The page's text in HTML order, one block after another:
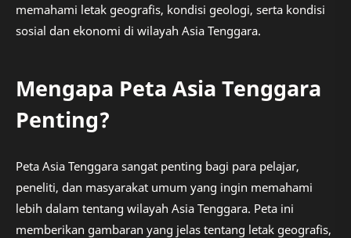
memahami letak geografis, kondisi geologi, serta kondisi
sosial dan ekonomi di wilayah Asia Tenggara.
Mengapa Peta Asia Tenggara
Penting?
Peta Asia Tenggara sangat penting bagi para pelajar,
peneliti, dan masyarakat umum yang ingin memahami
lebih dalam tentang wilayah Asia Tenggara. Peta ini
memberikan gambaran yang jelas tentang letak geografis,